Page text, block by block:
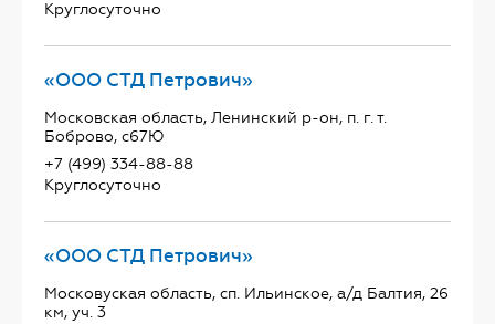
Круглосуточно
«ООО СТД Петрович»
Московская область, Ленинский р-он, п. г. т.
Боброво, с67Ю
+7 (499) 334-88-88
Круглосуточно
«ООО СТД Петрович»
Московуская область, сп. Ильинское, а/д Балтия, 26
км, уч. 3